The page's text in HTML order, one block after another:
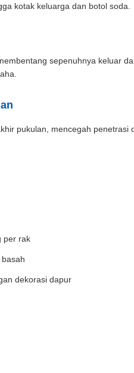
kotak keluarga dan botol soda.
sepenuhnya keluar
pukulan, mencegah
per rak
dekorasi dapur